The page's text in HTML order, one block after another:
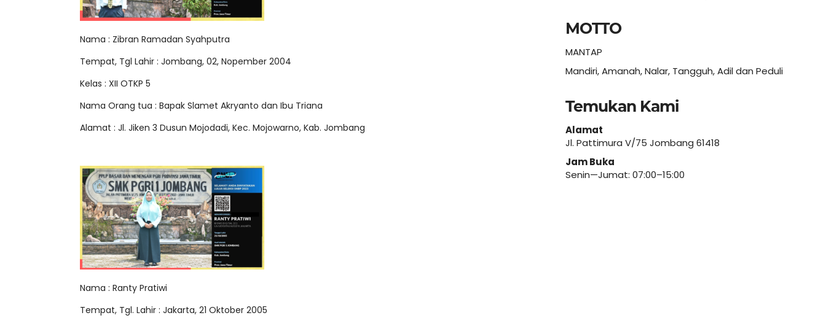
Nama : Zibran Ramadan Syahputra
Tempat, Tgl Lahir : Jombang, 02, Nopember 2004
Kelas : XII OTKP 5
Nama Orang tua : Bapak Slamet Akryanto dan Ibu Triana
Alamat : Jl. Jiken 3 Dusun Mojodadi, Kec. Mojowarno, Kab. Jombang
Nama : Ranty Pratiwi
Tempat, Tgl. Lahir : Jakarta, 21 Oktober 2005
MOTTO
MANTAP
Mandiri, Amanah, Nalar, Tangguh, Adil dan Peduli
Temukan Kami
Alamat
Jl. Pattimura V/75 Jombang 61418
Jam Buka
Senin—Jumat: 07:00–15:00